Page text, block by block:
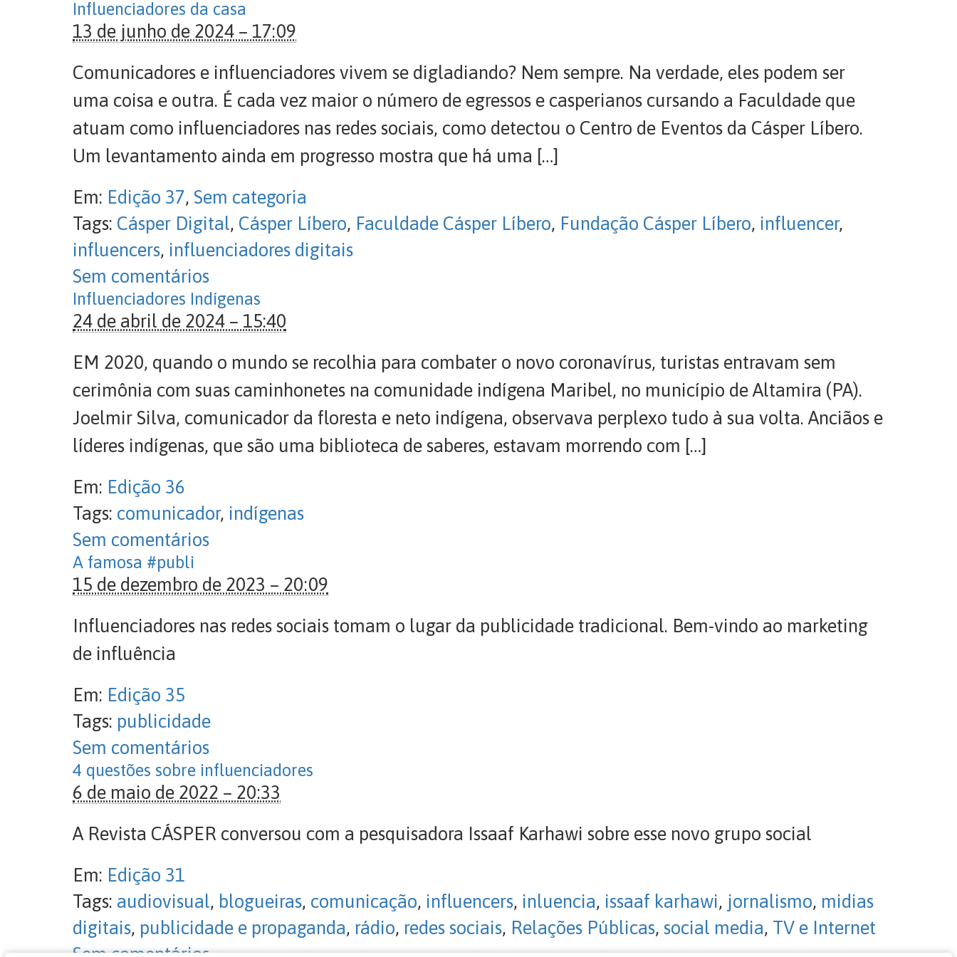
Influenciadores da casa
13 de junho de 2024 – 17:09
Comunicadores e influenciadores vivem se digladiando? Nem sempre. Na verdade, eles podem ser
uma coisa e outra. É cada vez maior o número de egressos e casperianos cursando a Faculdade que
atuam como influenciadores nas redes sociais, como detectou o Centro de Eventos da Cásper Líbero.
Um levantamento ainda em progresso mostra que há uma […]
Em: Edição 37, Sem categoria
Tags: Cásper Digital, Cásper Líbero, Faculdade Cásper Líbero, Fundação Cásper Líbero, influencer,
influencers, influenciadores digitais
Sem comentários
Influenciadores Indígenas
24 de abril de 2024 – 15:40
EM 2020, quando o mundo se recolhia para combater o novo coronavírus, turistas entravam sem
cerimônia com suas caminhonetes na comunidade indígena Maribel, no município de Altamira (PA).
Joelmir Silva, comunicador da floresta e neto indígena, observava perplexo tudo à sua volta. Anciãos e
líderes indígenas, que são uma biblioteca de saberes, estavam morrendo com […]
Em: Edição 36
Tags: comunicador, indígenas
Sem comentários
A famosa #publi
15 de dezembro de 2023 – 20:09
Influenciadores nas redes sociais tomam o lugar da publicidade tradicional. Bem-vindo ao marketing
de influência
Em: Edição 35
Tags: publicidade
Sem comentários
4 questões sobre influenciadores
6 de maio de 2022 – 20:33
A Revista CÁSPER conversou com a pesquisadora Issaaf Karhawi sobre esse novo grupo social
Em: Edição 31
Tags: audiovisual, blogueiras, comunicação, influencers, inluencia, issaaf karhawi, jornalismo, midias
digitais, publicidade e propaganda, rádio, redes sociais, Relações Públicas, social media, TV e Internet